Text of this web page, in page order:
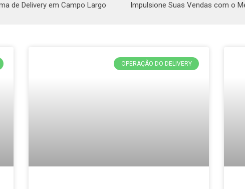
de Delivery em Campo Largo
Impulsione Suas Vendas com o
OPERAÇÃO DO DELIVERY